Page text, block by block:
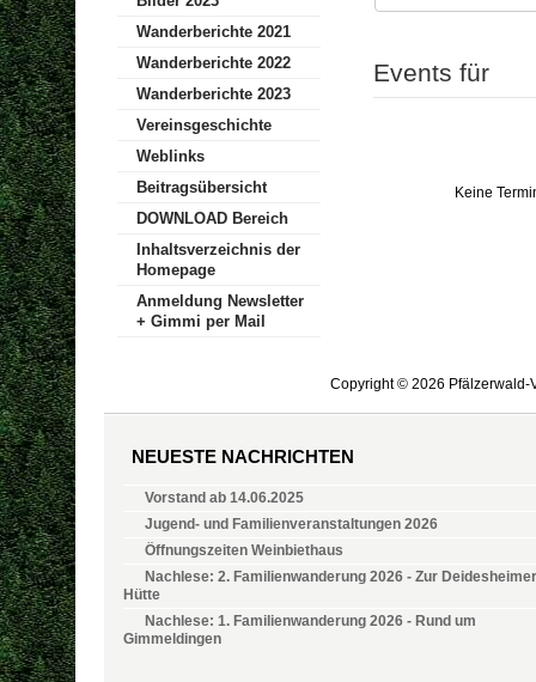
Events für
Keine
Wanderberichte 2021
Wanderberichte 2022
Wanderberichte 2023
Vereinsgeschichte
Weblinks
Beitragsübersicht
DOWNLOAD Bereich
Inhaltsverzeichnis der
Homepage
Anmeldung Newsletter
+ Gimmi per Mail
Copyright © 2026 Pfälzerwald-
NEUESTE NACHRICHTEN
Vorstand ab 14.06.2025
Jugend- und Familienveranstaltungen 2026
Öffnungszeiten Weinbiethaus
Nachlese: 2. Familienwanderung 2026 - Zur Deidesheimer
Hütte
Nachlese: 1. Familienwanderung 2026 - Rund um
Gimmeldingen